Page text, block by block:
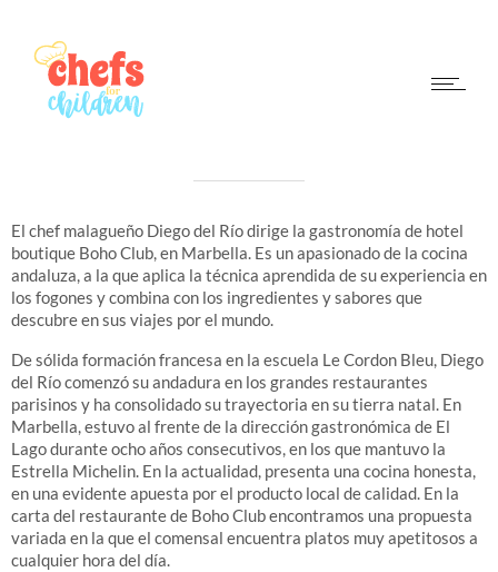
DIEGO DEL RÍO
El chef malagueño Diego del Río dirige la gastronomía de hotel
boutique Boho Club, en Marbella. Es un apasionado de la cocina
andaluza, a la que aplica la técnica aprendida de su experiencia en
los fogones y combina con los ingredientes y sabores que
descubre en sus viajes por el mundo.
De sólida formación francesa en la escuela Le Cordon Bleu, Diego
del Río comenzó su andadura en los grandes restaurantes
parisinos y ha consolidado su trayectoria en su tierra natal. En
Marbella, estuvo al frente de la dirección gastronómica de El
Lago durante ocho años consecutivos, en los que mantuvo la
Estrella Michelin. En la actualidad, presenta una cocina honesta,
en una evidente apuesta por el producto local de calidad. En la
carta del restaurante de Boho Club encontramos una propuesta
variada en la que el comensal encuentra platos muy apetitosos a
cualquier hora del día.